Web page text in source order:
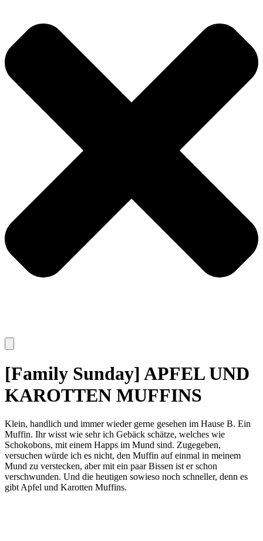
[Family Sunday] APFEL UND
KAROTTEN MUFFINS
Klein, handlich und immer wieder gerne gesehen im Hause B. Ein
Muffin. Ihr wisst wie sehr ich Gebäck schätze, welches wie
Schokobons, mit einem Happs im Mund sind. Zugegeben,
versuchen würde ich es nicht, den Muffin auf einmal in meinem
Mund zu verstecken, aber mit ein paar Bissen ist er schon
verschwunden. Und die heutigen sowieso noch schneller, denn es
gibt Apfel und Karotten Muffins.